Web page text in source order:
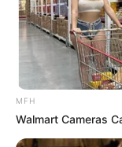
Los
mujer
MFH
Walmart Cameras